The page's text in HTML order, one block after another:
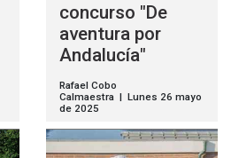
concurso "De
aventura por
Andalucía"
Rafael Cobo
Calmaestra | Lunes 26 mayo
de 2025